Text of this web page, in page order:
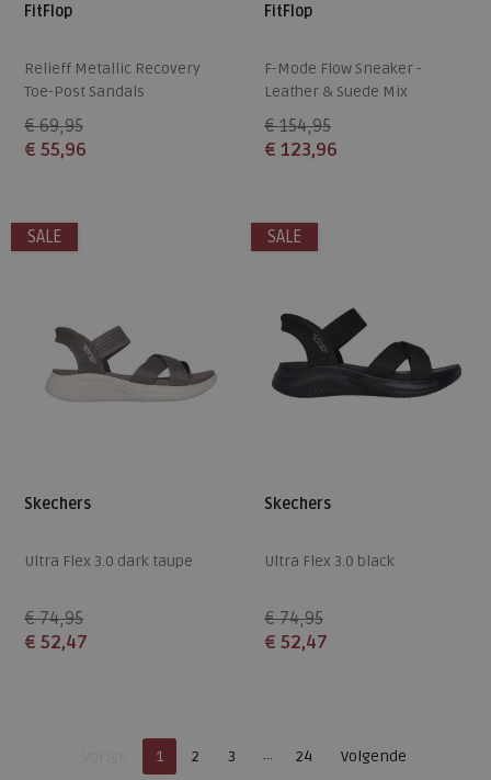
FitFlop
Relieff Metallic Recovery
Toe-Post Sandals
€ 69,95
€ 55,96
36 37
FitFlop
F-Mode Flow Sneaker -
Leather & Suede Mix
€ 154,95
€ 123,96
36 37
SALE
Skechers
Ultra Flex 3.0 dark taupe
€ 74,95
€ 52,47
SALE
Skechers
Ultra Flex 3.0 black
€ 74,95
€ 52,47
Je bent op pagina
1 2 3 24 VolgendePagina